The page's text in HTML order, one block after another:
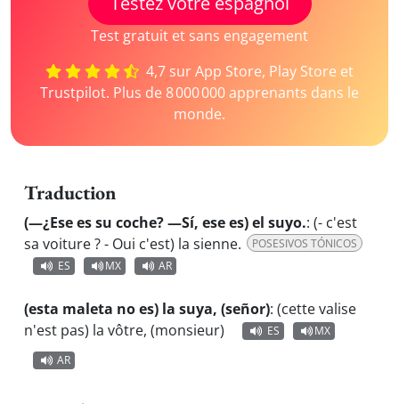
Test gratuit et sans engagement
4,7 sur App Store, Play Store et
Trustpilot. Plus de 8 000 000 apprenants dans le
monde.
Traduction
(—¿Ese es su coche? —Sí, ese es) el suyo.: (- c'est
sa voiture ? - Oui c'est) la sienne.
POSESIVOS TÓNICOS
ES
MX AR
(esta maleta no es) la suya, (señor): (cette valise
n'est pas) la vôtre, (monsieur)
ES
MX
AR